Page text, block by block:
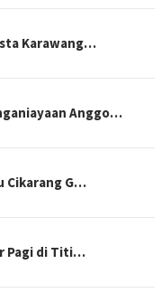
Karawang…
Anggo…
Cikarang G…
Pagi di Titi…